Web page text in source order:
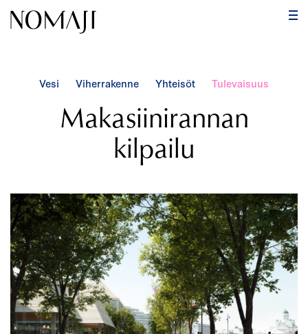
Vesi Viherrakenne Yhteisöt Tulevaisuus
Makasiinirannan
kilpailu